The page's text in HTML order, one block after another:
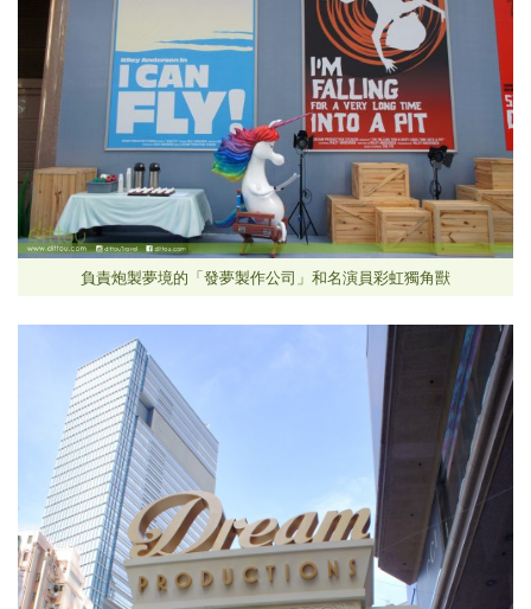
負責炮製夢境的「發夢製作公司」和名演員彩虹獨角獸